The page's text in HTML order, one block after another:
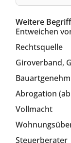
Weitere
Entweichen
Rechtsquelle
Giroverband,
Abrogation
Vollmacht
Steuerberater